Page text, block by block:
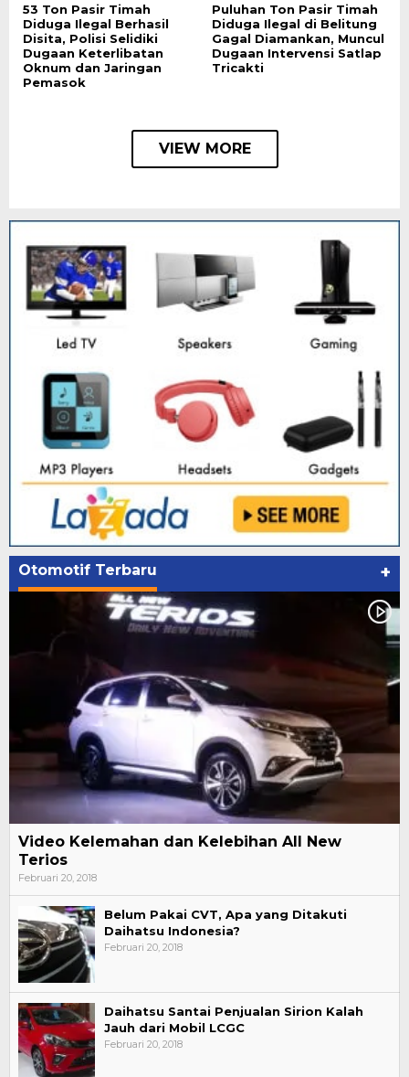
53 Ton Pasir Timah
Diduga Ilegal Berhasil
Disita, Polisi Selidiki
Dugaan Keterlibatan
Oknum dan Jaringan
Pemasok
Puluhan Ton Pasir Timah
Diduga Ilegal di Belitung
Gagal Diamankan, Muncul
Dugaan Intervensi Satlap
Tricakti
VIEW MORE
Otomotif Terbaru +
Video Kelemahan dan Kelebihan All New
Terios
Februari 20, 2018
Belum Pakai CVT, Apa yang Ditakuti
Daihatsu Indonesia?
Februari 20, 2018
Daihatsu Santai Penjualan Sirion Kalah
Jauh dari Mobil LCGC
Februari 20, 2018